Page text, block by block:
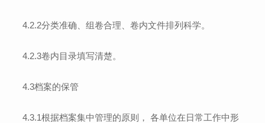
4.2.2分类准确、组卷合理、卷内文件排列科学。
4.2.3卷内目录填写清楚。
4.3档案的保管
4.3.1根据档案集中管理的原则 ， 各单位在日常工作中形